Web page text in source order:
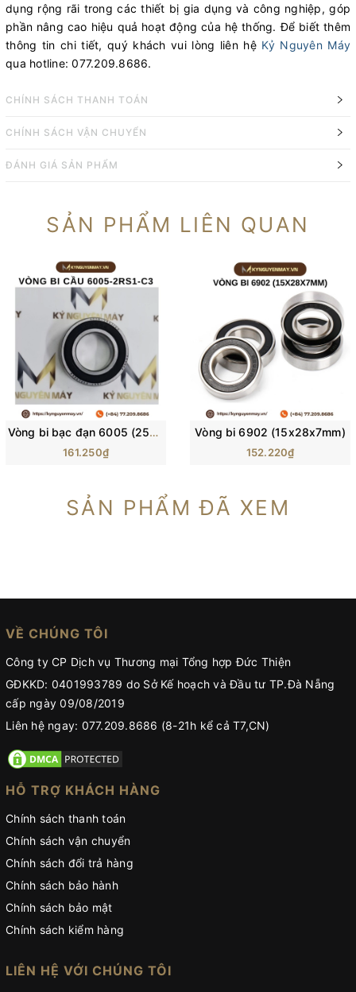
dụng rộng rãi trong các thiết bị gia dụng và công nghiệp, góp
phần nâng cao hiệu quả hoạt động của hệ thống. Để biết thêm
thông tin chi tiết, quý khách vui lòng liên hệ Kỷ Nguyên Máy
qua hotline: 077.209.8686.
CHÍNH SÁCH THANH TOÁN
CHÍNH SÁCH VẬN CHUYỂN
ĐÁNH GIÁ SẢN PHẨM
SẢN PHẨM LIÊN QUAN
Vòng bi bạc đạn 6005 (25x47x12mm)
161.250₫
Vòng bi 6902 (15x28x7mm)
152.220₫
SẢN PHẨM ĐÃ XEM
VỀ CHÚNG TÔI
Công ty CP Dịch vụ Thương mại Tổng hợp Đức Thiện
GĐKKD: 0401993789 do Sở Kế hoạch và Đầu tư TP.Đà Nẵng
cấp ngày 09/08/2019
Liên hệ ngay: 077.209.8686 (8-21h kể cả T7,CN)
HỖ TRỢ KHÁCH HÀNG
Chính sách thanh toán
Chính sách vận chuyển
Chính sách đổi trả hàng
Chính sách bảo hành
Chính sách bảo mật
Chính sách kiểm hàng
LIÊN HỆ VỚI CHÚNG TÔI